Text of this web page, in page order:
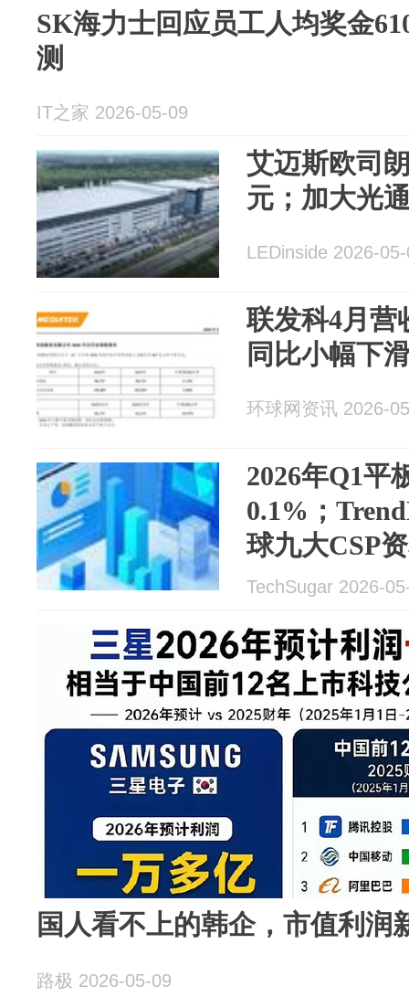
SK海力士回应员工人均奖金
测
IT之家 2026-05-09
艾迈斯欧司
元；加大光
LEDinside 2026-
联发科4月营
同比小幅下
环球网资讯 2026-
2026年Q1平
0.1%；
球九大CSP
元 | 每周产
TechSugar 2026-
国人看不上的韩企，市值利润
路极 2026-05-09